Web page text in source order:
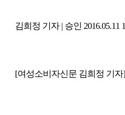
김희정 기자 | 승인 2016.05.11
[여성소비자신문 김희정 기자